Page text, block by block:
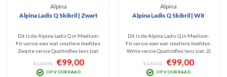
Alpina
Alpina Ladis Q Skibril | Zwart
Dit is de Alpina Ladis Q in Medium-
Fit versie voor wat smallere hoofden.
Zwarte versie Quattroflex lens (cat.
2) die het best presteert bij bewolkt
tot licht zonnig weer. Filtert
schadelijk UV en Infrarood en het
€149,95 €99,00
OP VOORRAAD
Alpina
Alpina Ladis Q Skibril | Wit
Dit is de Alpina Ladis Q in Medium-
Fit versie voor wat smallere hoofden.
Witte versie Quattroflex lens (cat. 2)
die het best presteert bij bewolkt
tot licht zonnig weer. Filtert
schadelijk UV en Infrarood en het
€149,95 €99,00
OP VOORRAAD